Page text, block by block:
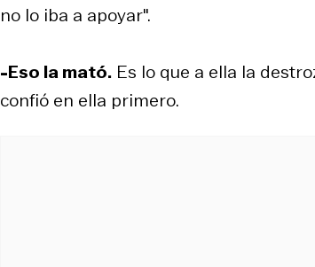
no lo iba a apoyar".
-Eso la mató. Es lo que a ella la
confió en ella primero.